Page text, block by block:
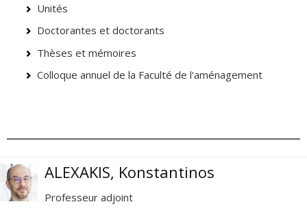
Unités
Doctorantes et doctorants
Thèses et mémoires
Colloque annuel de la Faculté de l'aménagement
ALEXAKIS, Konstantinos
Professeur adjoint